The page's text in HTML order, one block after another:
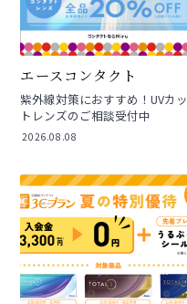
エースコンタクト
紫外線対策におすすめ！UVカッ
トレンズのご相談受付中
2026.08.08